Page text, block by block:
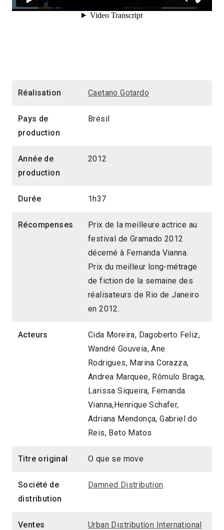
Réalisation Caetano Gotardo
Pays de
production
Brésil
Année de
production
2012
Durée 1h37
Récompenses
Prix de la meilleure actrice au
festival de Gramado 2012
décerné à Fernanda Vianna.
Prix du meilleur long-métrage
de fiction de la semaine des
réalisateurs de Rio de Janeiro
en 2012.
Acteurs
Cida Moreira, Dagoberto Feliz,
Wandré Gouveia, Ane
Rodrigues, Marina Corazza,
Andrea Marquee, Rômulo Braga,
Larissa Siqueira, Fernanda
Vianna,Henrique Schafer,
Adriana Mendonça, Gabriel do
Reis, Beto Matos
Titre original O que se move
Société de
distribution
Damned Distribution
Ventes Urban Distribution International